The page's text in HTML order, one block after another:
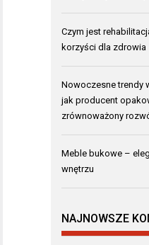
Czym jest
korzyści dla zdrowia
Nowoczesne trendy
jak producent
zrównoważony
Meble bukowe –
wnętrzu
NAJNOWSZE